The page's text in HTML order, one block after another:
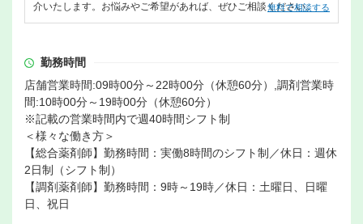
介いたします。お悩みやご希望があれば、ぜひご相談ください。
無料で相談する
勤務時間
店舗営業時間:09時00分～22時00分（休憩60分）,調剤営業時
間:10時00分～19時00分（休憩60分）
※記載の営業時間内で週40時間シフト制
＜様々な働き方＞
【総合薬剤師】勤務時間：実働8時間のシフト制／休日：週休
2日制（シフト制）
【調剤薬剤師】勤務時間：9時～19時／休日：土曜日、日曜
日、祝日